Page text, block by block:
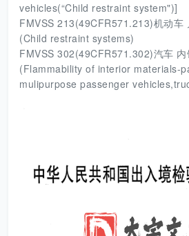
vehicles(“Child restraint system")]
FMVSS 213(49CFR571.213)机动车
(Child restraint systems)
FMVSS 302(49CFR571.302)汽车 内
(Flammability of interior materials-
mulipurpose passenger